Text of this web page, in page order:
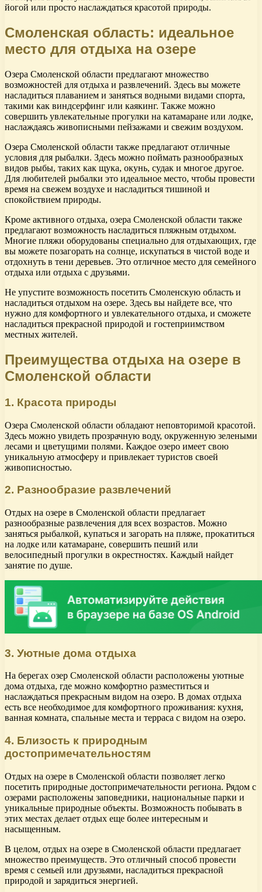
йогой или просто наслаждаться красотой природы.
Смоленская область: идеальное
место для отдыха на озере
Озера Смоленской области предлагают множество
возможностей для отдыха и развлечений. Здесь вы можете
насладиться плаванием и заняться водными видами спорта,
такими как виндсерфинг или каякинг. Также можно
совершить увлекательные прогулки на катамаране или лодке,
наслаждаясь живописными пейзажами и свежим воздухом.
Озера Смоленской области также предлагают отличные
условия для рыбалки. Здесь можно поймать разнообразных
видов рыбы, таких как щука, окунь, судак и многое другое.
Для любителей рыбалки это идеальное место, чтобы провести
время на свежем воздухе и насладиться тишиной и
спокойствием природы.
Кроме активного отдыха, озера Смоленской области также
предлагают возможность насладиться пляжным отдыхом.
Многие пляжи оборудованы специально для отдыхающих, где
вы можете позагорать на солнце, искупаться в чистой воде и
отдохнуть в тени деревьев. Это отличное место для семейного
отдыха или отдыха с друзьями.
Не упустите возможность посетить Смоленскую область и
насладиться отдыхом на озере. Здесь вы найдете все, что
нужно для комфортного и увлекательного отдыха, и сможете
насладиться прекрасной природой и гостеприимством
местных жителей.
Преимущества отдыха на озере в
Смоленской области
1. Красота природы
Озера Смоленской области обладают неповторимой красотой.
Здесь можно увидеть прозрачную воду, окруженную зелеными
лесами и цветущими полями. Каждое озеро имеет свою
уникальную атмосферу и привлекает туристов своей
живописностью.
2. Разнообразие развлечений
Отдых на озере в Смоленской области предлагает
разнообразные развлечения для всех возрастов. Можно
заняться рыбалкой, купаться и загорать на пляже, прокатиться
на лодке или катамаране, совершить пеший или
велосипедный прогулки в окрестностях. Каждый найдет
занятие по душе.
3. Уютные дома отдыха
На берегах озер Смоленской области расположены уютные
дома отдыха, где можно комфортно разместиться и
наслаждаться прекрасным видом на озеро. В домах отдыха
есть все необходимое для комфортного проживания: кухня,
ванная комната, спальные места и терраса с видом на озеро.
4. Близость к природным
достопримечательностям
Отдых на озере в Смоленской области позволяет легко
посетить природные достопримечательности региона. Рядом с
озерами расположены заповедники, национальные парки и
уникальные природные объекты. Возможность побывать в
этих местах делает отдых еще более интересным и
насыщенным.
В целом, отдых на озере в Смоленской области предлагает
множество преимуществ. Это отличный способ провести
время с семьей или друзьями, насладиться прекрасной
природой и зарядиться энергией.